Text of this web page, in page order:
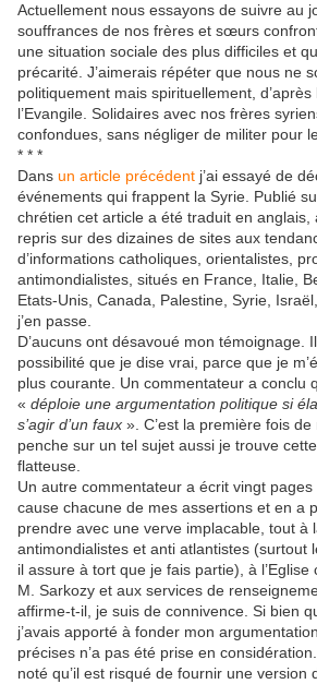
Actuellement nous essayons de suivre au
souffrances de nos frères et sœurs
une situation sociale des plus difficiles et
précarité. J’aimerais répéter que nous ne
politiquement mais spirituellement,
l’Evangile. Solidaires avec nos frères
confondues, sans négliger de militer pour
* * *
Dans un article précédent j’ai essayé de
événements qui frappent la Syrie. Publié
chrétien cet article a été traduit en anglais,
repris sur des dizaines de sites aux
d’informations catholiques, orientalistes,
antimondialistes, situés en France, Italie,
Etats-Unis, Canada, Palestine, Syrie,
j’en passe.
D’aucuns ont désavoué mon témoignage.
possibilité que je dise vrai, parce que je
plus courante. Un commentateur a conclu
« déploie une argumentation politique si
s’agir d’un faux ». C’est la première fois
penche sur un tel sujet aussi je trouve
flatteuse.
Un autre commentateur a écrit vingt
cause chacune de mes assertions et en a
prendre avec une verve implacable, tout à
antimondialistes et anti atlantistes (surtout
il assure à tort que je fais partie), à
M. Sarkozy et aux services de
affirme-t-il, je suis de connivence. Si bien
j’avais apporté à fonder mon
précises n’a pas été prise en
noté qu’il est risqué de fournir une version